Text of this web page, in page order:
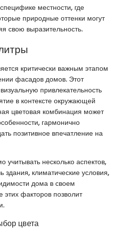
местности, где
природные оттенки могут
свою выразительность.
критически важным этапом
фасадов домов. Этот
привлекательность
в контексте окружающей
цветовая комбинация может
гармонично
позитивное впечатление на
несколько аспектов,
здания, климатические условия,
дома в своем
факторов позволит
цвета